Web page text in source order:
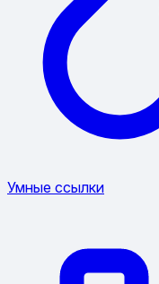
Умные ссылки